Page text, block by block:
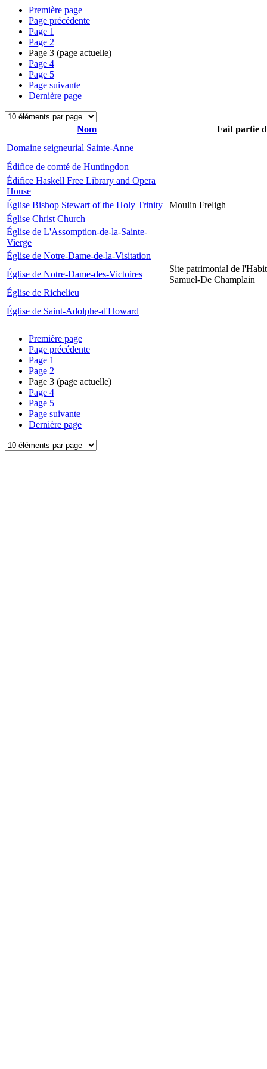
Première page
Page précédente
Page 1
Page 2
Page 3 (page actuelle)
Page 4
Page 5
Page suivante
Dernière page
Nom
Fait partie
Domaine seigneurial Sainte-Anne
Édifice de comté de Huntingdon
Édifice Haskell Free Library and Opera
House
Église Bishop Stewart of the Holy Trinity
Moulin Freligh
Église Christ Church
Église de L'Assomption-de-la-Sainte-
Vierge
Église de Notre-Dame-de-la-Visitation
Église de Notre-Dame-des-Victoires
Site patrimonial de
Samuel-De Champlain
Église de Richelieu
Église de Saint-Adolphe-d'Howard
Première page
Page précédente
Page 1
Page 2
Page 3 (page actuelle)
Page 4
Page 5
Page suivante
Dernière page